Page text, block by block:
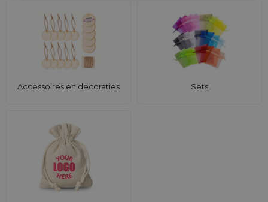
Accessoires en decoraties Sets